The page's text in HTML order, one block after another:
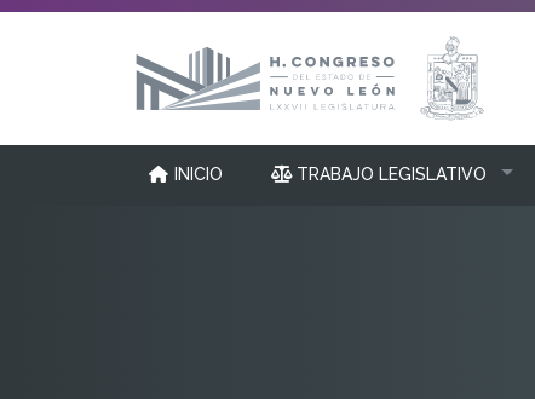
INICIO TRABAJO LEGISLATIVO